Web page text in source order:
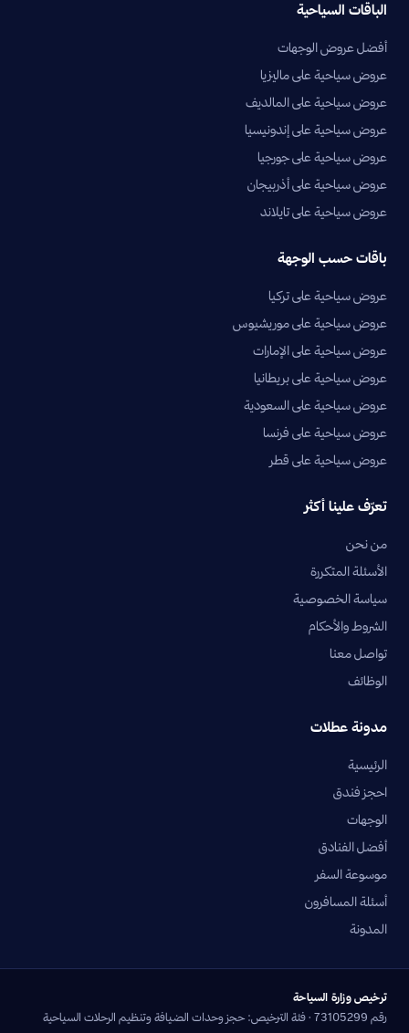
الباقات السياحية
أفضل عروض الوجهات
عروض سياحية على ماليزيا
عروض سياحية على المالديف
عروض سياحية على إندونيسيا
عروض سياحية على جورجيا
عروض سياحية على أذربيجان
عروض سياحية على تايلاند
باقات حسب الوجهة
عروض سياحية على تركيا
عروض سياحية على موريشيوس
عروض سياحية على الإمارات
عروض سياحية على بريطانيا
عروض سياحية على السعودية
عروض سياحية على فرنسا
عروض سياحية على قطر
تعرّف علينا أكثر
من نحن
الأسئلة المتكررة
سياسة الخصوصية
الشروط والأحكام
تواصل معنا
الوظائف
مدونة عطلات
الرئيسية
احجز فندق
الوجهات
أفضل الفنادق
موسوعة السفر
أسئلة المسافرون
المدونة
ترخيص وزارة السياحة
رقم 73105299 · فئة الترخيص: حجز وحدات الضيافة وتنظيم الرحلات السياحية